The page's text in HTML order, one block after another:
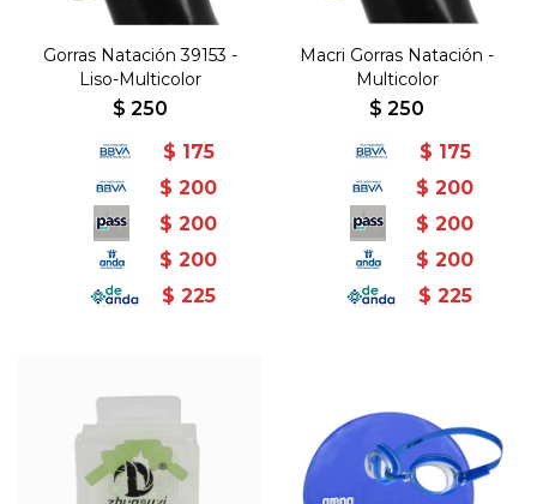
Gorras Natación 39153 -
Liso-Multicolor
$ 250
$ 175
$ 200
$ 200
$ 200
$ 225
Macri Gorras Natación -
Multicolor
$ 250
$ 175
$ 200
$ 200
$ 200
$ 225